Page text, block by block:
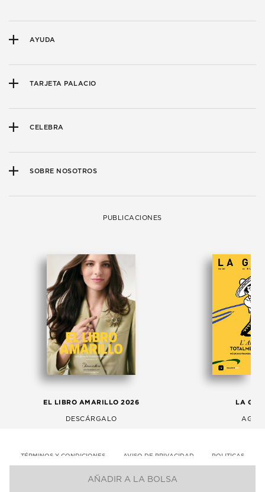
AÑADIR A LA BOLSA
AYUDA
TARJETA PALACIO
CELEBRA
SOBRE NOSOTROS
PUBLICACIONES
EL LIBRO AMARILLO 2026
DESCÁRGALO
LA
TÉRMINOS Y CONDICIONES AVISO DE PRIVACIDAD POLITICAS